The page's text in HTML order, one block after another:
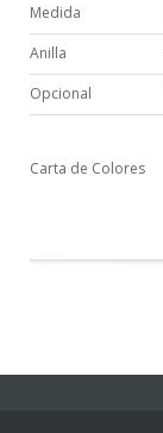
Medida
Anilla
Opcional
Carta de Colores